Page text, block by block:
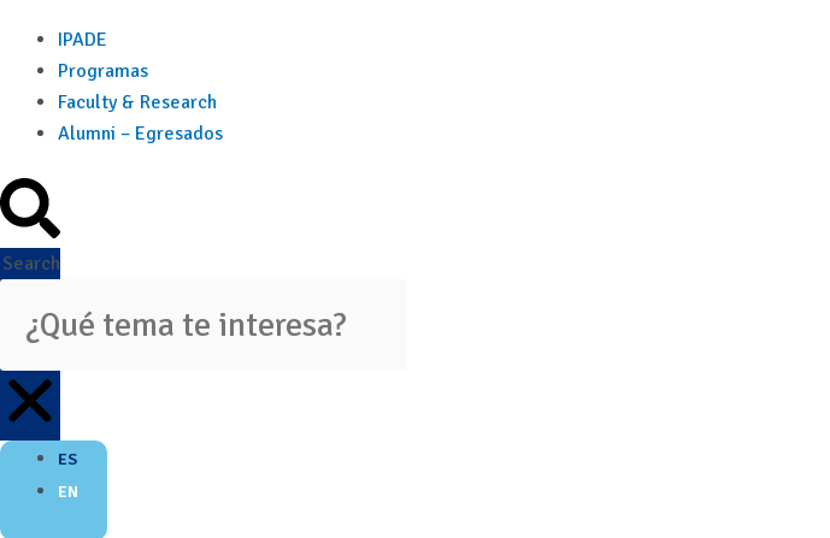
IPADE
Programas
Faculty & Research
Alumni – Egresados
Search
ES
EN